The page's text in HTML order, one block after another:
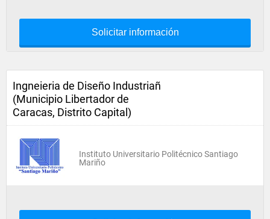
Solicitar información
Ingneieria de Diseño Industriañ
(Municipio Libertador de
Caracas, Distrito Capital)
Instituto Universitario Politécnico Santiago
Mariño